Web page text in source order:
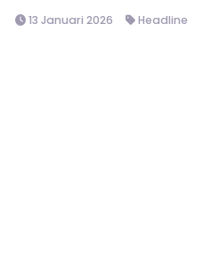
13 Januari 2026 Headline